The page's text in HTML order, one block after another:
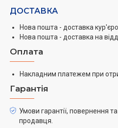
газова панель, яка добре
їжі й економна в
734 FGT BA обладнана 2
ручки електропідпал дає
підпалити.
ДОСТАВКА
Нова пошта - доставка
Нова пошта - доставка на
Оплата
Накладним платежем при
Гарантія
Умови гарантії, повернення
продавця.